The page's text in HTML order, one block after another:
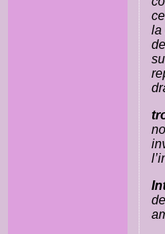
la